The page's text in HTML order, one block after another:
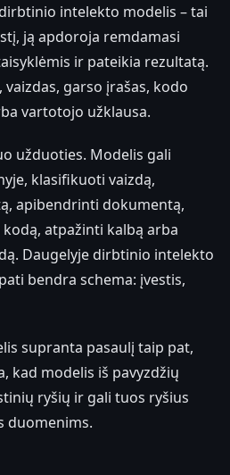
intelekto modelis – tai
ją apdoroja remdamasi
ir pateikia rezultatą.
garso įrašas, kodo
vartotojo užklausa.
užduoties. Modelis gali
klasifikuoti vaizdą,
apibendrinti dokumentą,
atpažinti kalbą arba
Daugelyje dirbtinio intelekto
bendra schema: įvestis,
supranta pasaulį taip pat,
kad modelis iš pavyzdžių
ryšių ir gali tuos ryšius
duomenims.